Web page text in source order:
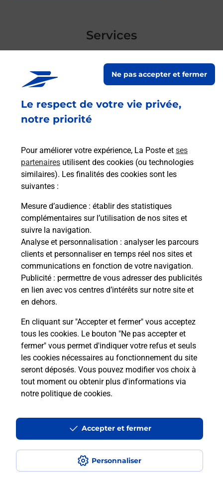
Le respect de votre vie privée,
notre priorité
Pour améliorer votre expérience, La Poste et ses
partenaires utilisent des cookies (ou technologies
similaires). Les finalités des cookies sont les
suivantes :
Mesure d’audience : établir des statistiques
complémentaires sur l’utilisation de nos sites et
suivre la navigation.
Analyse et personnalisation : analyser les parcours
clients et personnaliser en temps réel nos sites et
communications en fonction de votre navigation.
Publicité : permettre de vous adresser des publicités
en lien avec vos centres d’intérêts sur notre site et
en dehors.
En cliquant sur "Accepter et fermer" vous acceptez
tous les cookies. Le bouton "Ne pas accepter et
fermer" vous permet d'indiquer votre refus et seuls
les cookies nécessaires au fonctionnement du site
seront déposés. Vous pouvez modifier vos choix à
tout moment ou obtenir plus d'informations via
notre politique de cookies.
Personnaliser
Ne pas accepter et fermer
Accepter et fermer
Services
Acheter un iPhone neuf ou reconditionné
de chez vous ? Découvrez notre offre de
téléphones iPhone Apple dans vos bureaux de
Poste à SAINT NAZAIRE BOULETTERIE (44600) !
En savoir plus
Comment retourner un colis acheté
en ligne depuis votre boîte aux lettres
?
retour chez un e-commerçant sans se
Envoyer un petit colis au meilleur
prix ?